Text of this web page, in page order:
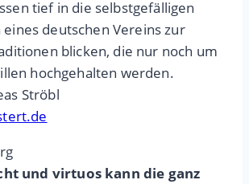
tief in die selbstgefälligen
deutschen Vereins zur
blicken, die nur noch um
hochgehalten werden.
Ströbl
und virtuos kann die ganz